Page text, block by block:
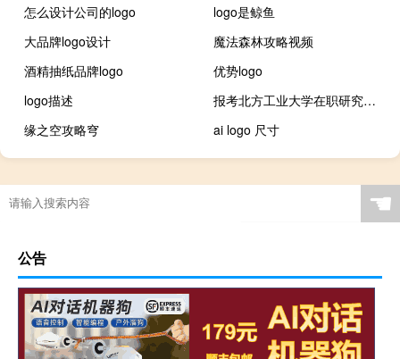
怎么设计公司的logo
logo是鲸鱼
大品牌logo设计
魔法森林攻略视频
酒精抽纸品牌logo
优势logo
logo描述
报考北方工业大学在职研究生流程
缘之空攻略穹
ai logo 尺寸
☚
公告